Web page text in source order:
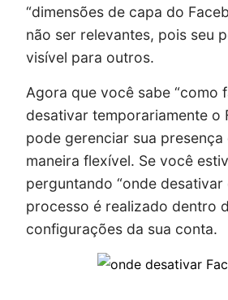
“dimensões de capa do
não ser relevantes, pois seu
visível para outros.
Agora que você sabe “como
desativar temporariamente o
pode gerenciar sua presença
maneira flexível. Se você
perguntando “onde desativar
processo é realizado dentro
configurações da sua conta.